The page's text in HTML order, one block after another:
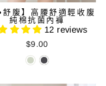
舒腹】高腰舒適輕收腹
純棉抗菌內褲
12 reviews
$9.00